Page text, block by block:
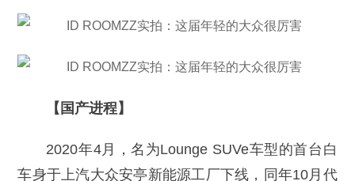
【国产进程】
2020年4月，名为Lounge SUVe车型的首台白
车身于上汽大众安亭新能源工厂下线，同年10月代